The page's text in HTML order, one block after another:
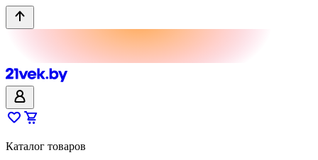
Каталог товаров